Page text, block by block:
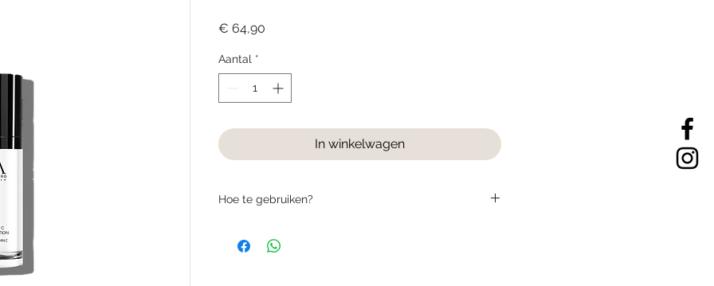
€ 64,90
Aantal *
In winkelwagen
Hoe te gebruiken?
• Heb je een extreem gevoelige huid? Begin dan met